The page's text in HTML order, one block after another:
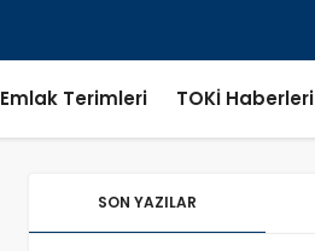
Emlak Terimleri TOKİ Haberleri
SON YAZILAR